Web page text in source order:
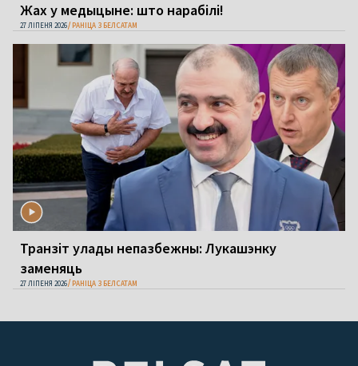
Жах у медыцыне: што нарабілі!
27 ЛІПЕНЯ 2026 РАНІЦА З БЕЛСАТАМ
Транзіт улады непазбежны: Лукашэнку
заменяць
27 ЛІПЕНЯ 2026 РАНІЦА З БЕЛСАТАМ